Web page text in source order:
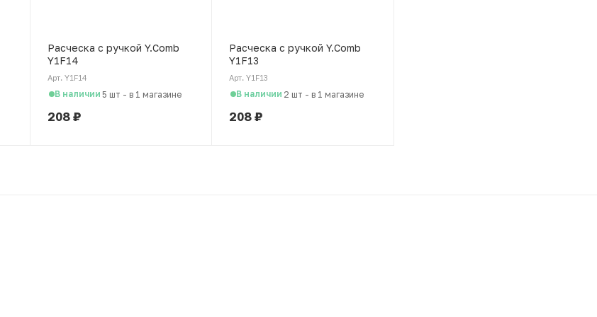
Расческа c ручкой Y.Comb
Y1F14
Арт. Y1F14
В наличии 5 шт - в 1 магазине
208₽
Расческа c ручкой Y.Comb
Y1F13
Арт. Y1F13
В наличии 2 шт - в 1 магазине
208₽